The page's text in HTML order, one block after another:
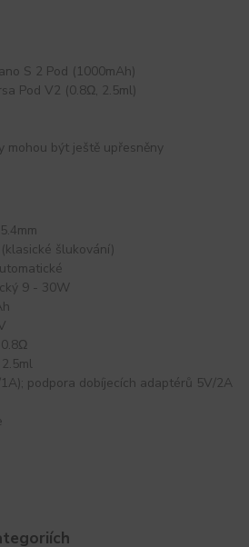
S 2 Pod (1000mAh)
Pod V2 (0.8Ω, 2.5ml)
mohou být ještě upřesněny
šlukování)
9 - 30W
podpora dobíjecích adaptérů 5V/2A